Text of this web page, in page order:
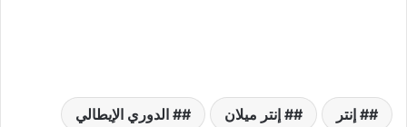
# إنتر # إنتر ميلان # الدوري الإيطالي